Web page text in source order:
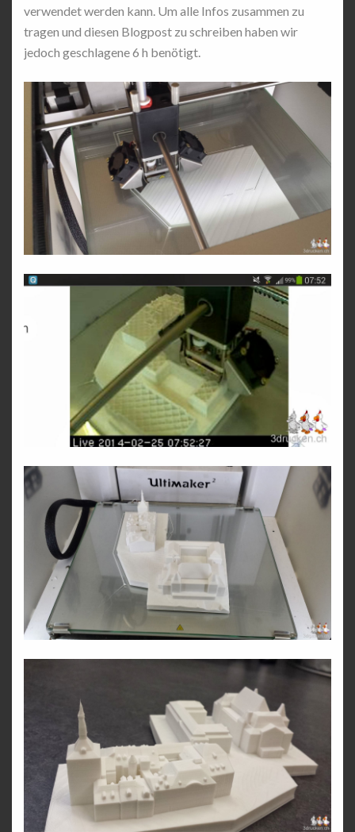
verwendet werden kann. Um alle Infos zusammen zu
tragen und diesen Blogpost zu schreiben haben wir
jedoch geschlagene 6 h benötigt.